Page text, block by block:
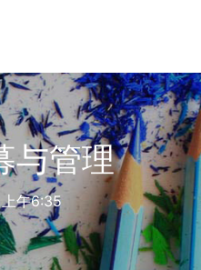
与管理
午6:35